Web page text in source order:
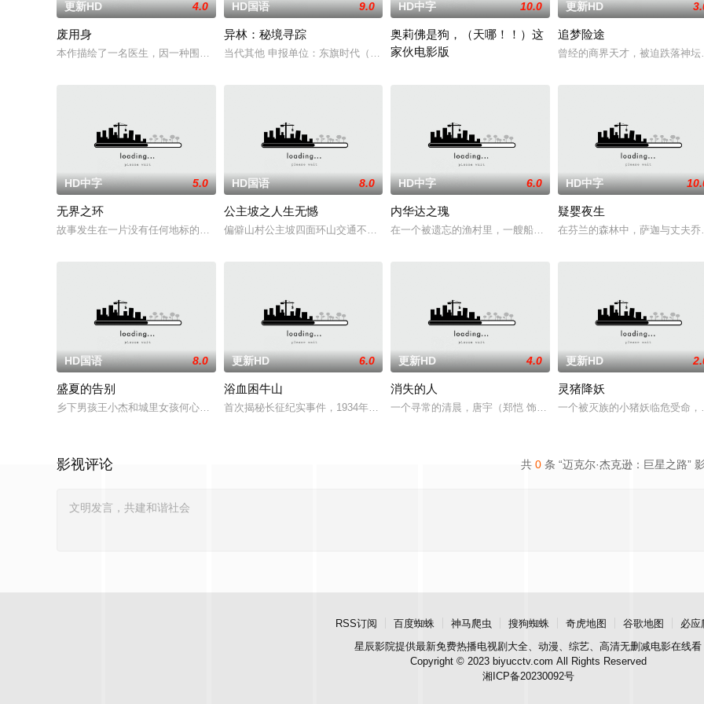
更新HD 4.0
废用身
本作描绘了一名医生，因一种围绕“废用身”——因瘫痪等原因已无恢复可能的四肢——的治
HD国语 9.0
异林：秘境寻踪
当代其他 申报单位：东旗时代（北京）影视文化传媒有限公司
HD中字 10.0
奥莉佛是狗，（天哪！！）这
家伙电影版
更新HD
追梦险途
曾经的商界天才，被迫跌落神
HD中字 5.0
无界之环
故事发生在一片没有任何地标的荒漠中。一条铁丝网将两个虚构国家分隔开来，而停战协议规
HD国语 8.0
公主坡之人生无憾
偏僻山村公主坡四面环山交通不便，多为留守老人妇女儿童。退休市文化局干部张乐进心系故
HD中字 6.0
内华达之瑰
在一个被遗忘的渔村里，一艘船神秘地出现在旧港口。“内华达之瑰”号
HD中字
疑婴夜生
在芬兰的森林中，萨迦与丈夫乔
HD国语 8.0
盛夏的告别
乡下男孩王小杰和城里女孩何心琪都有着复杂的家庭，他们在一个夏天里相识并成为好朋友，
更新HD 6.0
浴血困牛山
首次揭秘长征纪实事件，1934年中央苏区第五次反围剿失败，红六军团奉命西征，进入贵
更新HD 4.0
消失的人
一个寻常的清晨，唐宇（郑恺 饰）的儿子在楼梯间凭空消失；隔壁单
更新HD
灵猪降妖
一个被灭族的小猪妖临危受命
共 0 条 “迈克尔·杰克逊：巨星之路”
影视评论
RSS订阅 百度蜘蛛 神马爬虫 搜狗蜘蛛 奇虎地图 谷歌地图
必应
星辰影院提供最新免费热播电视剧大全、动漫、综艺、高清无删减电影在线看
Copyright © 2023 biyucctv.com All Rights Reserved
湘ICP备20230092号